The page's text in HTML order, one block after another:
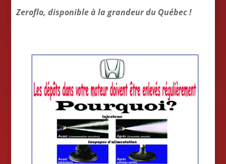
Zeroflo, disponible à la grandeur du Québec !